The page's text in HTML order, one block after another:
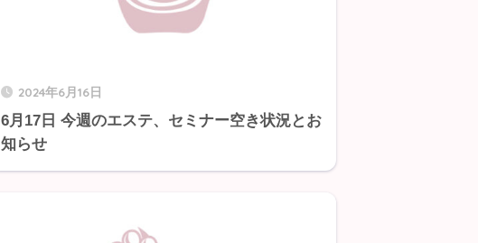
2024年6月16日
6月17日 今週のエステ、セミナー空き状況とお
知らせ